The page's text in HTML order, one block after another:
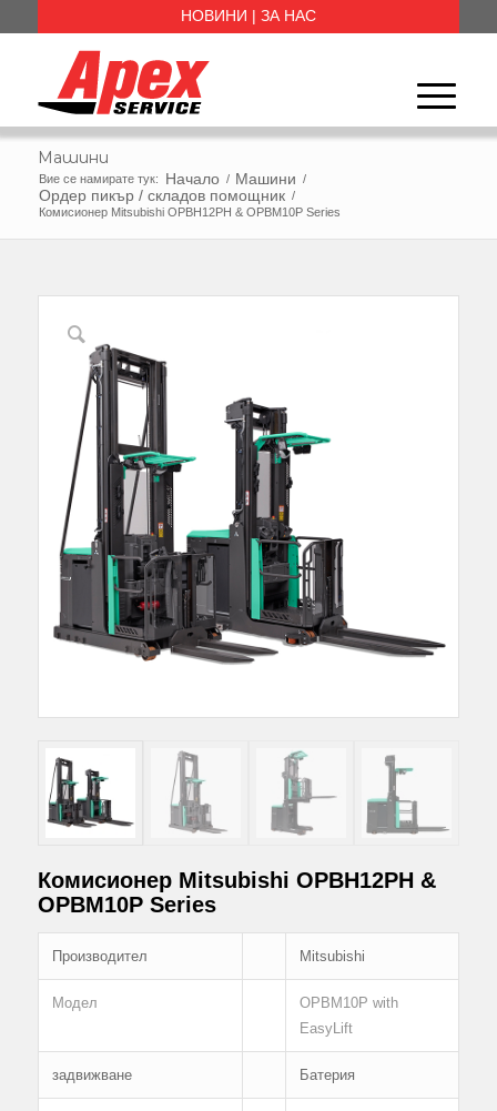
НОВИНИ | ЗА НАС
Машини
Вие се намирате тук: Начало / Машини /
Ордер пикър / складов помощник /
Комисионер Mitsubishi OPBH12PH & OPBM10P Series
Комисионер Mitsubishi OPBH12PH &
OPBM10P Series
Производител Mitsubishi
Модел
OPBM10P with
EasyLift
задвижване Батерия